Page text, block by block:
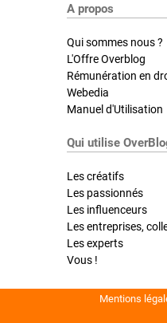
A propos
Qui sommes nous ?
L'Offre Overblog
Rémunération en
Webedia
Manuel d'Utilisation
Qui utilise
Les créatifs
Les passionnés
Les influenceurs
Les entreprises,
Les experts
Vous !
Mentions